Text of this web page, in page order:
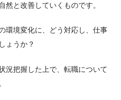
然と改善していくものです。
環境変化に、どう対応し、仕事
ょうか？
況把握した上で、転職について